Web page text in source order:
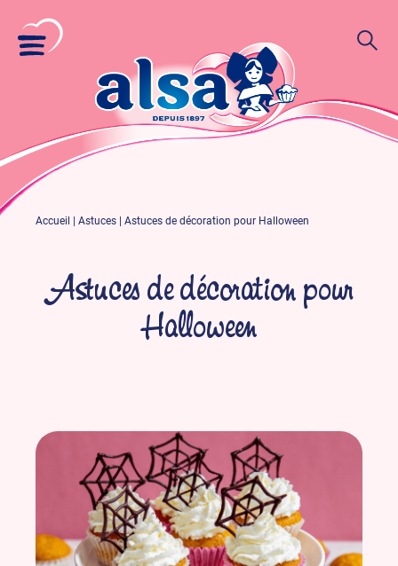
Accueil Astuces Astuces de décoration pour Halloween
Astuces de décoration pour
Halloween